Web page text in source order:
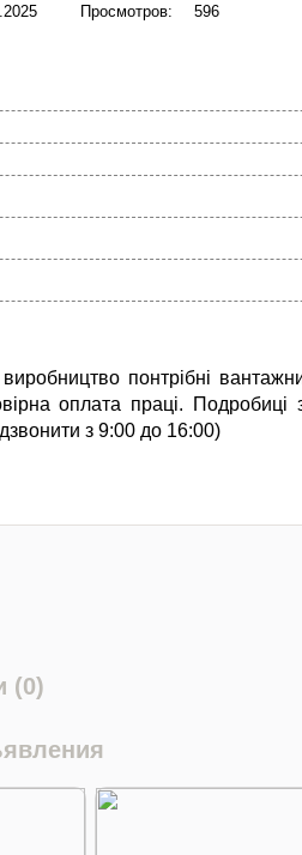
Просмотров: 596
понтрібні
оплата праці. Подробиці
з 9:00 до 16:00)
(0)